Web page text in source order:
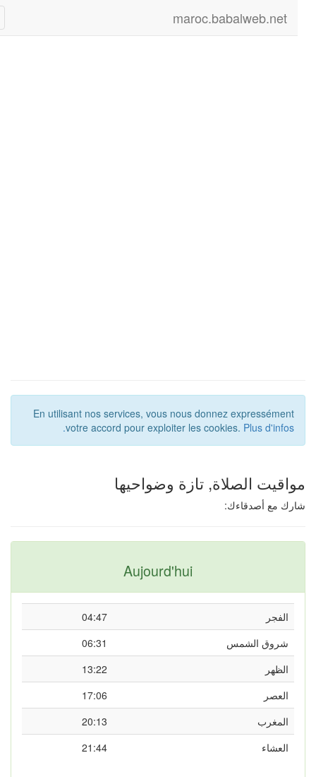
maroc.babalweb.net
En utilisant nos services, vous nous donnez expressément
votre accord pour exploiter les cookies.Plus d'infos.
الصلاة, تازة وضواحيها
مع أصدقاءك:
Aujourd'hui
الفجر
04:47
شروق الشمس
06:31
الظهر
13:22
العصر
17:06
المغرب
20:13
العشاء
21:44